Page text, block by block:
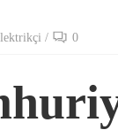
/ 0